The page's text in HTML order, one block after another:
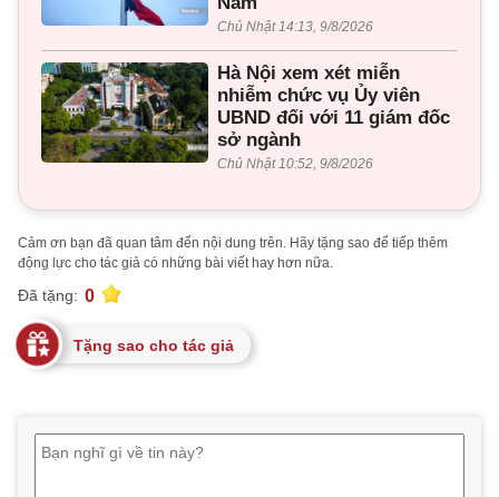
Chủ Nhật 14:13, 9/8/2026
Hà Nội xem xét miễn
nhiễm chức vụ Ủy viên
UBND đối với 11 giám đốc
sở ngành
Chủ Nhật 10:52, 9/8/2026
Cảm ơn bạn đã quan tâm đến nội dung trên. Hãy tặng sao để tiếp thêm
động lực cho tác giả có những bài viết hay hơn nữa.
Đã tặng: 0
Tặng sao cho tác giả